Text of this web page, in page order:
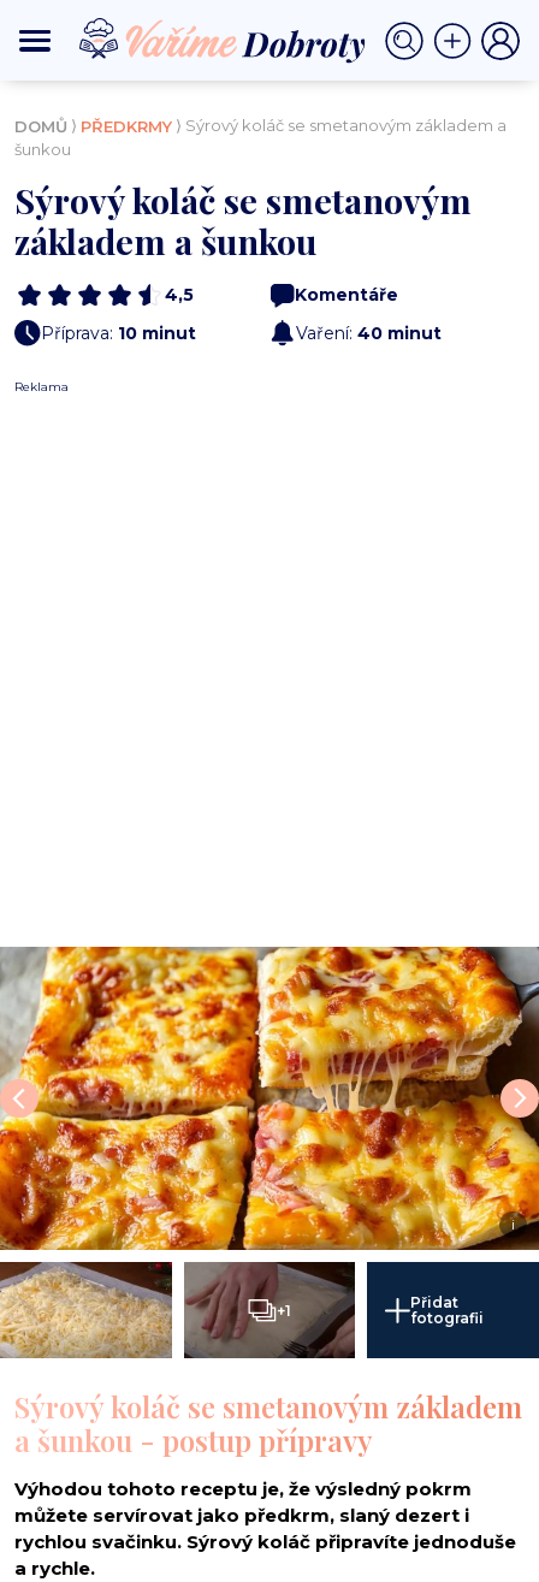
DOMŮ ⟩ PŘEDKRMY ⟩ Sýrový koláč se smetanovým základem a
šunkou
Sýrový koláč se smetanovým
základem a šunkou
4,5
Komentáře
Příprava: 10 minut Vaření: 40 minut
Reklama
i
+1
Přidat
fotografii
Sýrový koláč se smetanovým základem
a šunkou - postup přípravy
Výhodou tohoto receptu je, že výsledný pokrm
můžete servírovat jako předkrm, slaný dezert i
rychlou svačinku. Sýrový koláč připravíte jednoduše
a rychle.